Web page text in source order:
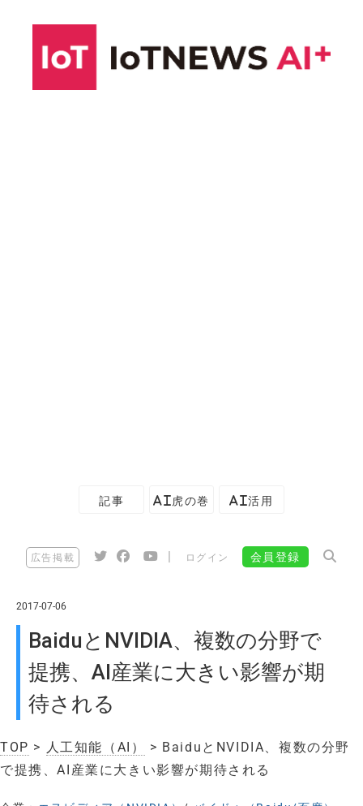
記事 AI虎の巻 AI活用
広告掲載 ログイン 会員登録
2017-07-06
BaiduとNVIDIA、複数の分野で
提携、AI産業に大きい影響が期
待される
TOP > 人工知能（AI）
> BaiduとNVIDIA、複数の分野
で提携、AI産業に大きい影響が期待される